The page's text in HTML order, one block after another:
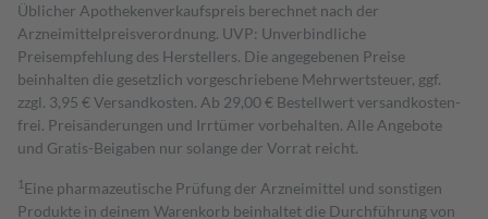
Üblicher Apothekenverkaufspreis berechnet nach der
Arzneimittelpreisverordnung. UVP: Unverbindliche
Preisempfehlung des Herstellers. Die angegebenen Preise
beinhalten die gesetzlich vorgeschriebene Mehrwertsteuer, ggf.
zzgl. 3,95 € Versandkosten. Ab 29,00 € Bestell­wert versand­kosten­
frei. Preisänderungen und Irrtümer vorbehalten. Alle Angebote
und Gratis-Beigaben nur solange der Vorrat reicht.
1 Eine pharmazeutische Prüfung der Arzneimittel und sonstigen
Produkte in deinem Warenkorb beinhaltet die Durchführung von